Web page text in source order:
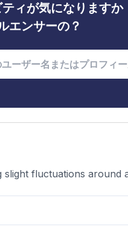
ィが気になりますか
エンサーの？
fluctuations around